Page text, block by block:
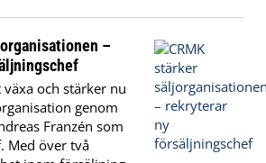
–
växa och stärker nu
genom
Franzén som
Med över två